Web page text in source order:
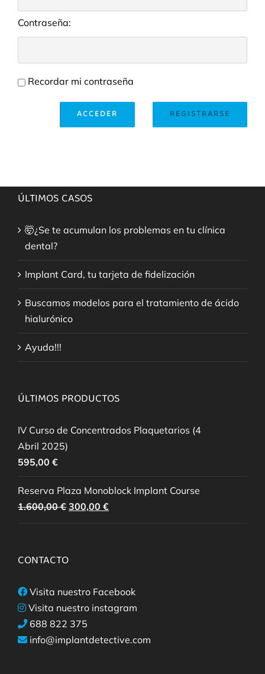
Contraseña:
Recordar mi contraseña
REGISTRARSE
ACCEDER
ÚLTIMOS CASOS
🤯¿Se te acumulan los problemas en tu clínica
dental?
Implant Card, tu tarjeta de fidelización
Buscamos modelos para el tratamiento de ácido
hialurónico
Ayuda!!!
ÚLTIMOS PRODUCTOS
IV Curso de Concentrados Plaquetarios (4
Abril 2025)
595,00 €
Reserva Plaza Monoblock Implant Course
1.600,00€ El
precio
300,00 €El
precio
CONTACTO
Visita nuestro Facebook
Visita nuestro instagram
688 822 375
info@implantdetective.com